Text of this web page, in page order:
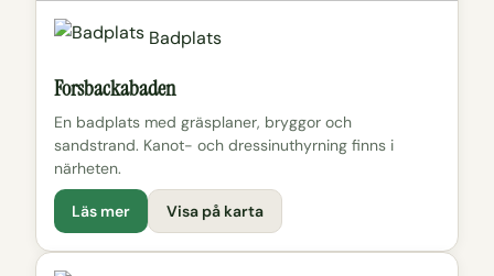
Badplats
Forsbackabaden
En badplats med gräsplaner, bryggor och
sandstrand. Kanot- och dressinuthyrning finns i
närheten.
Läs mer Visa på karta